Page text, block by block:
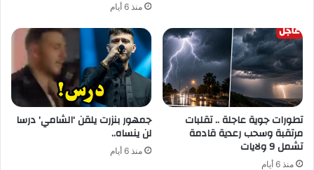
منذ 6 أيام
تطورات جوية عاجلة .. تقلبات
مرتقبة وسحب رعدية قادمة
تشمل 9 ولايات
منذ 6 أيام
جمهور بنزرت يلقن ‘الشامي’ درسا
لن ينساه..
منذ 6 أيام